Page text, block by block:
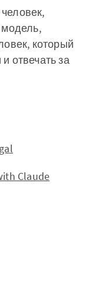
модель,
который
отвечать за
Claude